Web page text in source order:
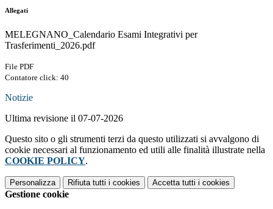
Allegati
MELEGNANO_Calendario Esami Integrativi per
Trasferimenti_2026.pdf
File PDF
Contatore click: 40
Notizie
Ultima revisione il 07-07-2026
Questo sito o gli strumenti terzi da questo utilizzati si avvalgono di
cookie necessari al funzionamento ed utili alle finalità illustrate nella
COOKIE POLICY.
Personalizza Rifiuta tutti i cookies Accetta tutti i cookies
Gestione cookie